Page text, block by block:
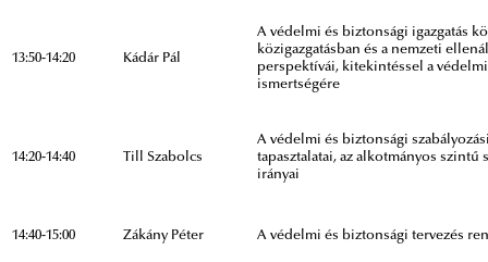
13:50-14:20 Kádár Pál
A védelmi és biztonsági igazgatás
közigazgatásban és a nemzeti
perspektívái, kitekintéssel a
ismertségére
14:20-14:40 Till Szabolcs
A védelmi és biztonsági
tapasztalatai, az alkotmányos szintű
irányai
14:40-15:00 Zákány Péter A védelmi és biztonsági tervezés